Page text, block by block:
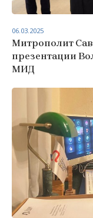
Митрополит
презентации
МИД
06.03.2025